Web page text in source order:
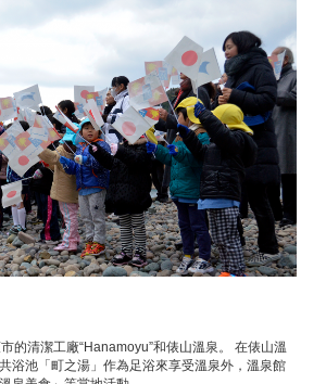
的清潔工廠“Hanamoyu”和俵山溫泉。 在俵山溫
浴池「町之湯」作為足浴來享受溫泉外，溫泉館